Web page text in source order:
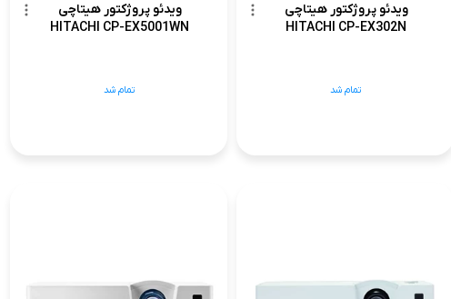
ویدئو پروژکتور هیتاچی
HITACHI CP-EX302N
تمام شد
ویدئو پروژکتور هیتاچی
HITACHI CP-EX5001WN
تمام شد